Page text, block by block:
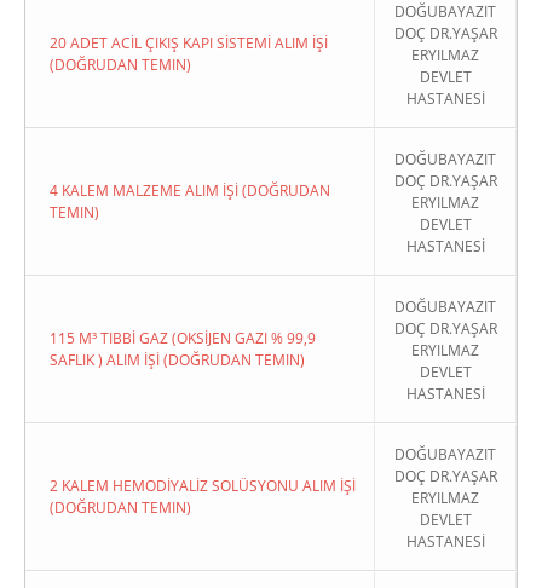
20 ADET ACİL ÇIKIŞ KAPI SİSTEMİ ALIM İŞİ
(DOĞRUDAN TEMIN)
DOĞUBAYAZIT
DOÇ DR.YAŞAR
ERYILMAZ
DEVLET
HASTANESİ
4 KALEM MALZEME ALIM İŞİ (DOĞRUDAN
TEMIN)
DOĞUBAYAZIT
DOÇ DR.YAŞAR
ERYILMAZ
DEVLET
HASTANESİ
115 M³ TIBBİ GAZ (OKSİJEN GAZI % 99,9
SAFLIK ) ALIM İŞİ (DOĞRUDAN TEMIN)
DOĞUBAYAZIT
DOÇ DR.YAŞAR
ERYILMAZ
DEVLET
HASTANESİ
2 KALEM HEMODİYALİZ SOLÜSYONU ALIM İŞİ
(DOĞRUDAN TEMIN)
DOĞUBAYAZIT
DOÇ DR.YAŞAR
ERYILMAZ
DEVLET
HASTANESİ